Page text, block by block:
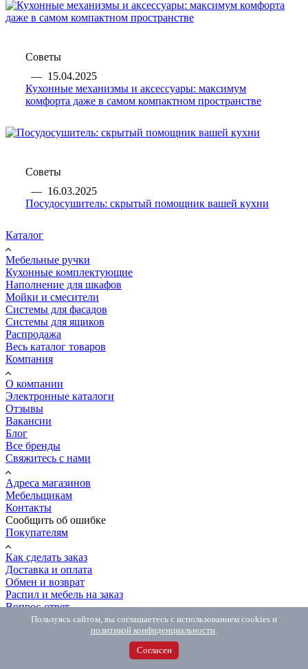
Советы
— 15.04.2025
Кухонные механизмы и аксессуары: максимум
комфорта даже в самом компактном пространстве
Советы
— 16.03.2025
Посудосушитель: скрытый помощник вашей кухни
Каталог
Мебельные ручки
Кухонные комплектующие
Наполнение для шкафов
Мойки и смесители
Системы для фасадов
Системы для ящиков
Распродажа
Весь каталог товаров
Компания
О компании
Электронные каталоги
Отзывы
Вакансии
Блог
Все бренды
Свяжитесь с нами
Адреса магазинов
Мебельщикам
Контакты
Сообщить об ошибке
Покупателям
Как сделать заказ
Доставка и оплата
Обмен и возврат
Распил и мебель на заказ
Вопрос-ответ
8 (800) 500-54-67
Бесплатно по РФ
Интернет-магазин
Пользуясь сайтом, вы соглашаетесь с использованием cookies и
политикой конфиденциальности.
Согласен